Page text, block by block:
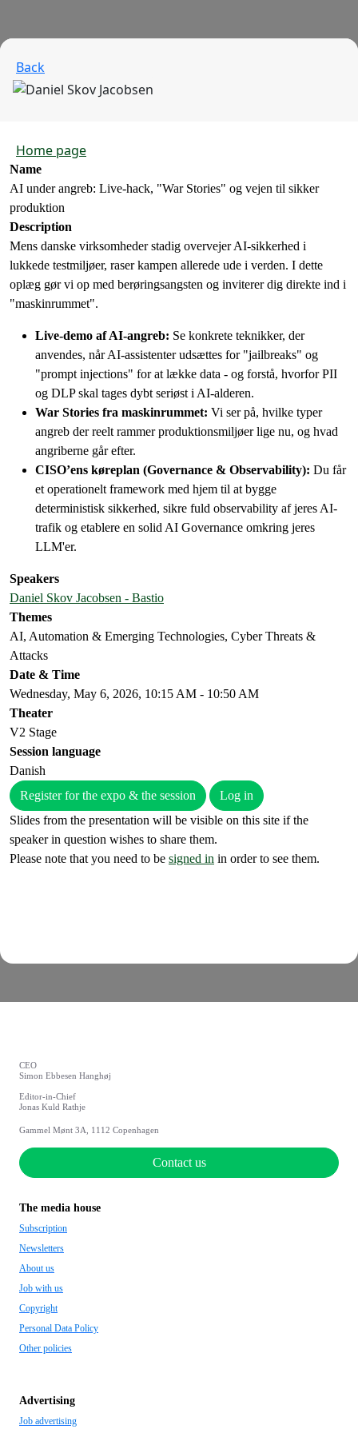
Back
Home page
Name
AI under angreb: Live-hack, "War Stories" og vejen til sikker
produktion
Description
Mens danske virksomheder stadig overvejer AI-sikkerhed i
lukkede testmiljøer, raser kampen allerede ude i verden. I dette
oplæg gør vi op med berøringsangsten og inviterer dig direkte ind i
"maskinrummet".
Live-demo af AI-angreb: Se konkrete teknikker, der
anvendes, når AI-assistenter udsættes for "jailbreaks" og
"prompt injections" for at lække data - og forstå, hvorfor PII
og DLP skal tages dybt seriøst i AI-alderen.
War Stories fra maskinrummet: Vi ser på, hvilke typer
angreb der reelt rammer produktionsmiljøer lige nu, og hvad
angriberne går efter.
CISO’ens køreplan (Governance & Observability): Du får
et operationelt framework med hjem til at bygge
deterministisk sikkerhed, sikre fuld observability af jeres AI-
trafik og etablere en solid AI Governance omkring jeres
LLM'er.
Speakers
Daniel Skov Jacobsen - Bastio
Themes
AI, Automation & Emerging Technologies, Cyber Threats &
Attacks
Date & Time
Wednesday, May 6, 2026, 10:15 AM - 10:50 AM
Theater
V2 Stage
Session language
Danish
Register for the expo & the session
Log in
Slides from the presentation will be visible on this site if the
speaker in question wishes to share them.
Please note that you need to be signed in in order to see them.
CEO
Simon Ebbesen Hanghøj
Editor-in-Chief
Jonas Kuld Rathje
Gammel Mønt 3A, 1112 Copenhagen
Contact us
The media house
Subscription
Newsletters
About us
Job with us
Copyright
Personal Data Policy
Other policies
Advertising
Job advertising